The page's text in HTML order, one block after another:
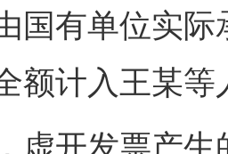
国有单位实
额计入王某
开发票产生